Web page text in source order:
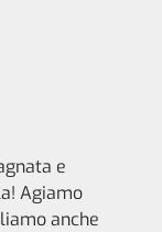
e
Agiamo
anche